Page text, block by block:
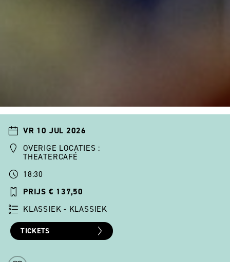
VR 10 JUL 2026
OVERIGE LOCATIES :
THEATERCAFÉ
18:30
PRIJS € 137,50
KLASSIEK - KLASSIEK
TICKETS